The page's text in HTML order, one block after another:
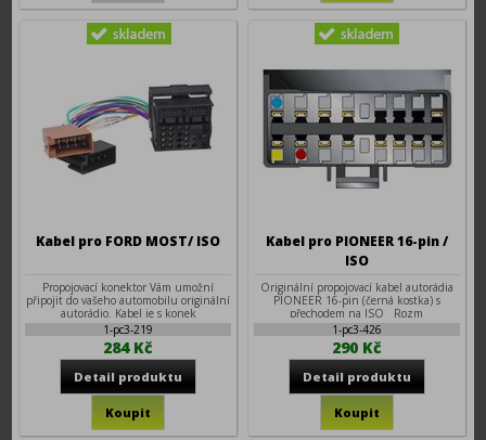
Kabel pro FORD MOST/ ISO
Propojovací konektor Vám umožní
připojit do vašeho automobilu originální
autorádio. Kabel je s konek
1-pc3-219
284 Kč
Kabel pro PIONEER 16-pin /
ISO
Originální propojovací kabel autorádia
PIONEER 16-pin (černá kostka) s
přechodem na ISO Rozm
1-pc3-426
290 Kč